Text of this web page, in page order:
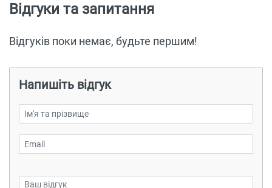
Відгуки та запитання
Відгуків поки немає, будьте першим!
Напишіть відгук